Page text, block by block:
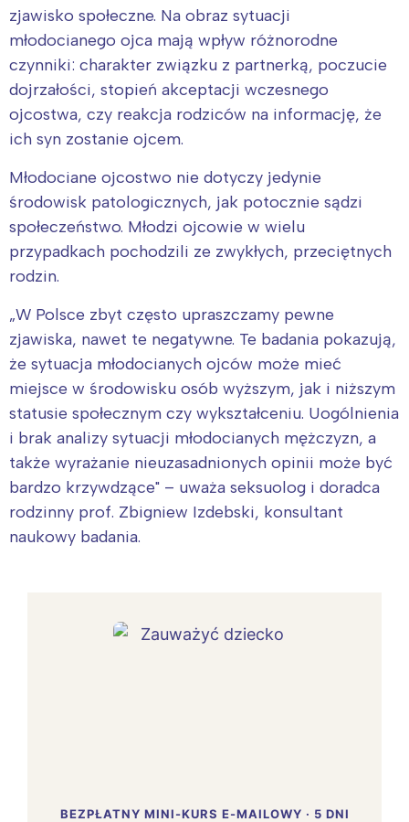
zjawisko społeczne. Na obraz sytuacji
młodocianego ojca mają wpływ różnorodne
czynniki: charakter związku z partnerką, poczucie
dojrzałości, stopień akceptacji wczesnego
ojcostwa, czy reakcja rodziców na informację, że
ich syn zostanie ojcem.
Młodociane ojcostwo nie dotyczy jedynie
środowisk patologicznych, jak potocznie sądzi
społeczeństwo. Młodzi ojcowie w wielu
przypadkach pochodzili ze zwykłych, przeciętnych
rodzin.
„W Polsce zbyt często upraszczamy pewne
zjawiska, nawet te negatywne. Te badania pokazują,
że sytuacja młodocianych ojców może mieć
miejsce w środowisku osób wyższym, jak i niższym
statusie społecznym czy wykształceniu. Uogólnienia
i brak analizy sytuacji młodocianych mężczyzn, a
także wyrażanie nieuzasadnionych opinii może być
bardzo krzywdzące" – uważa seksuolog i doradca
rodzinny prof. Zbigniew Izdebski, konsultant
naukowy badania.
BEZPŁATNY MINI-KURS E-MAILOWY · 5 DNI